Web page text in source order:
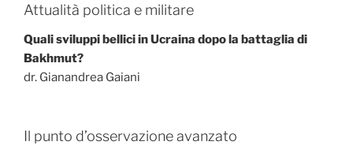
Attualità politica e militare
Quali sviluppi bellici in Ucraina dopo la battaglia di
Bakhmut?
dr. Gianandrea Gaiani
Il punto d’osservazione avanzato